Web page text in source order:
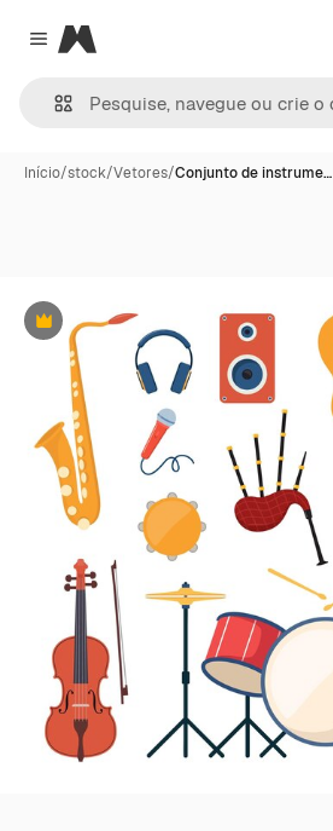
Close menu
Magnific
Início/stock/Vetores/Conjunto de instrume…
Premium